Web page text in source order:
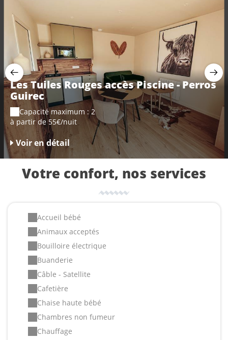
Les Tuiles Rouges accès Piscine - Perros
Guirec
Capacité maximum : 2
à partir de 55€/nuit
Voir en détail
Votre confort, nos services
Accueil bébé
Animaux acceptés
Bouilloire électrique
Buanderie
Câble - Satellite
Cafetière
Chaise haute bébé
Chambres non fumeur
Chauffage